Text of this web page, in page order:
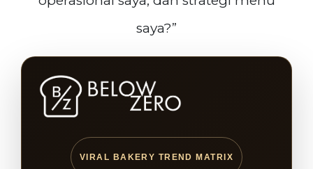
saya?”
VIRAL BAKERY TREND MATRIX